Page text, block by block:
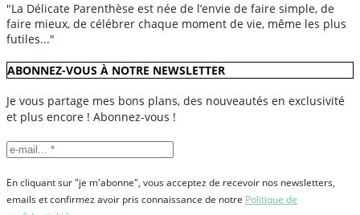
"La Délicate Parenthèse est née de l’envie de faire simple, de
faire mieux, de célébrer chaque moment de vie, même les plus
futiles..."
ABONNEZ-VOUS À NOTRE NEWSLETTER
Je vous partage mes bons plans, des nouveautés en exclusivité
et plus encore ! Abonnez-vous !
En cliquant sur "je m'abonne", vous acceptez de recevoir nos newsletters,
emails et confirmez avoir pris connaissance de notre Politique de